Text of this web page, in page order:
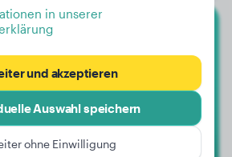
Snow
in unserer
und akzeptieren
Auswahl speichern
ohne Einwilligung